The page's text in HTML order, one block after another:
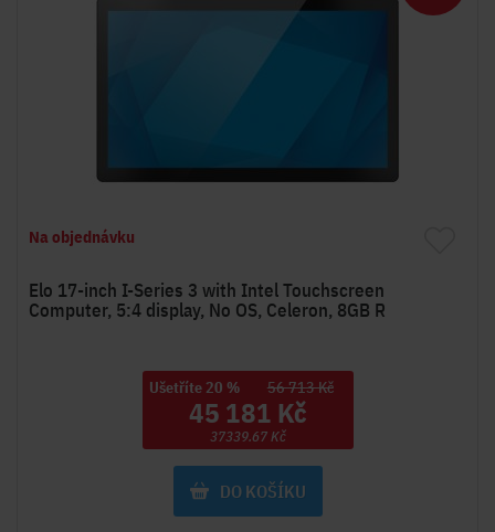
Na objednávku
Elo 17-inch I-Series 3 with Intel Touchscreen
Computer, 5:4 display, No OS, Celeron, 8GB R
Ušetříte 20 % 56 713 Kč
45 181 Kč
37339.67 Kč
DO KOŠÍKU